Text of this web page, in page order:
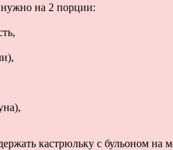
на 2 порции:
кастрюльку с бульоном на